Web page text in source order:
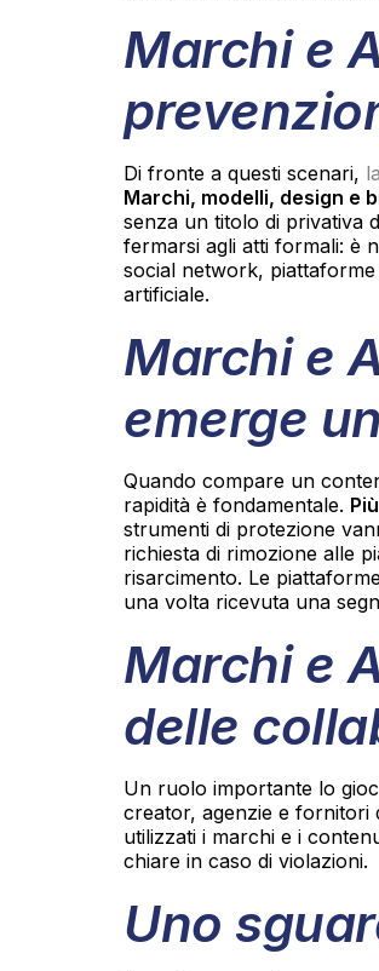
Marchi e
Di fronte a questi scenari,
Marchi, modelli, design e
senza un titolo di privativa
fermarsi agli atti formali: è
social network,
artificiale.
Marchi e
emerge
Quando compare un
rapidità è fondamentale.
strumenti di protezione
richiesta di rimozione alle
risarcimento. Le
una volta ricevuta una
Marchi e
delle
Un ruolo importante lo
creator, agenzie e fornitori
utilizzati i marchi e i
chiare in caso di violazioni.
Uno